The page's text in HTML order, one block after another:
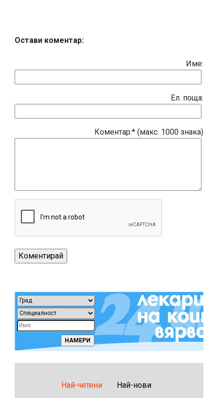
Остави коментар:
Име:
Eл. поща:
Коментар:* (макс. 1000 знака)
Най-четени Най-нови